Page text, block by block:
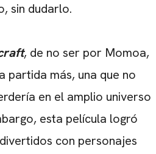
sin dudarlo.
, de no ser por Momoa,
partida más, una que no
en el amplio universo
esta película logró
con personajes